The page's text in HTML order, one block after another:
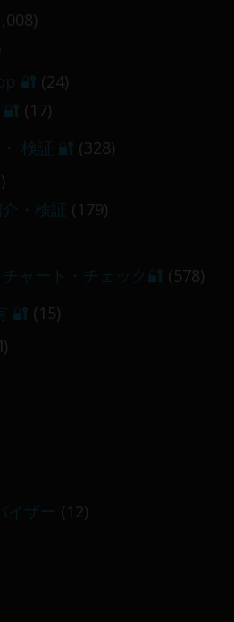
バー限定 】2026-03-05～06
🔐 (24)
(17)
検証 🔐 (328)
・検証 (179)
ャート・チェック🔐 (578)
🔐 (15)
イザー (12)